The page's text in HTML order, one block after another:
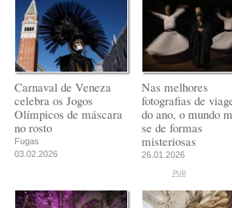
Carnaval de Veneza
celebra os Jogos
Olímpicos de máscara
no rosto
Fugas
03.02.2026
Nas melhores
fotografias de
do ano, o mundo
se de formas
misteriosas
26.01.2026
PUB
PUB